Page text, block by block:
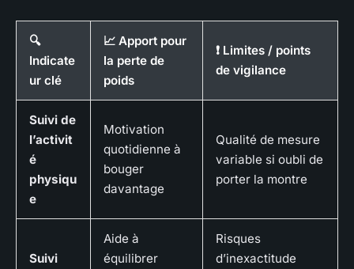
🔍
Indicate
ur clé
📈 Apport pour
la perte de
poids
❗ Limites / points
de vigilance
Suivi de
l’activit
é
physiqu
e
Motivation
quotidienne à
bouger
davantage
Qualité de mesure
variable si oubli de
porter la montre
Suivi
Aide à
équilibrer
Risques
d’inexactitude